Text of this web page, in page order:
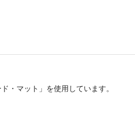
・マット」を使用しています。